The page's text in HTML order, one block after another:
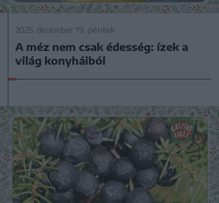
2025. december 19., péntek
A méz nem csak édesség: ízek a
világ konyháiból